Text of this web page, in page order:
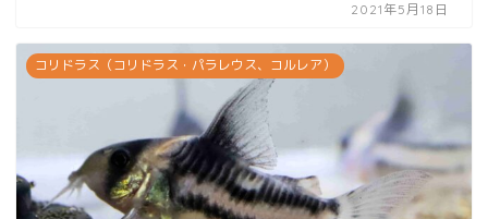
2021年5月18日
コリドラス（コリドラス・パラレウス、コルレア）